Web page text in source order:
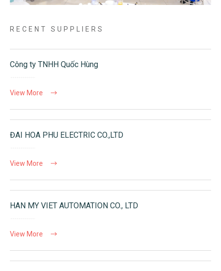
RECENT SUPPLIERS
Công ty TNHH Quốc Hùng
View More
ĐAI HOA PHU ELECTRIC CO.,LTD
View More
HAN MY VIET AUTOMATION CO., LTD
View More